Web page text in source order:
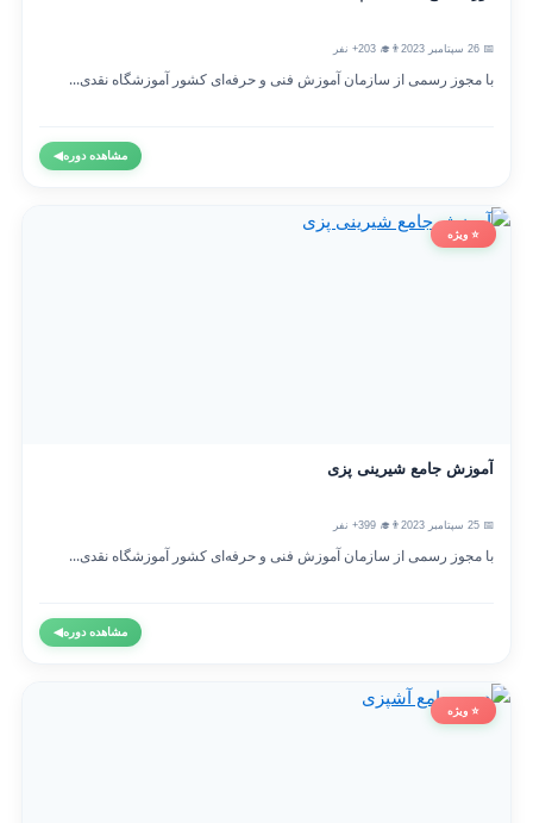
👨‍🎓 203+ نفر
با مجوز رسمی از سازمان آموزش فنی و حرفه‌ای کشور آموزشگاه نقدی...
مشاهده دوره◀
⭐ ویژه
آموزش جامع شیرینی پزی
👨‍🎓 399+ نفر
با مجوز رسمی از سازمان آموزش فنی و حرفه‌ای کشور آموزشگاه نقدی...
مشاهده دوره◀
⭐ ویژه